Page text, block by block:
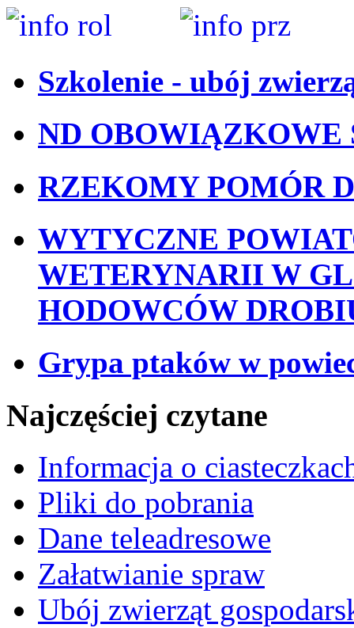
Szkolenie - ubój
ND OBOWIĄZKOWE
RZEKOMY POMÓR
WYTYCZNE
WETERYNARII W
HODOWCÓW
Grypa ptaków w
Najczęściej czytane
Informacja o
Pliki do pobrania
Dane teleadresowe
Załatwianie spraw
Ubój zwierząt